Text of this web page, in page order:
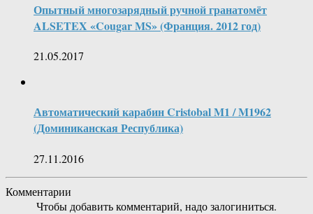
Опытный многозарядный ручной гранатомёт
ALSETEX «Cougar MS» (Франция. 2012 год)
21.05.2017
Автоматический карабин Cristobal M1 / M1962
(Доминиканская Республика)
27.11.2016
Комментарии
Чтобы добавить комментарий, надо залогиниться.